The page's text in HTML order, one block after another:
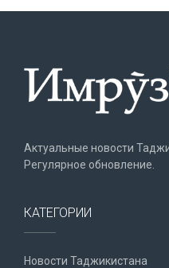
Актуальные новости
Регулярное обновление.
КАТЕГОРИИ
Новости Таджикистана